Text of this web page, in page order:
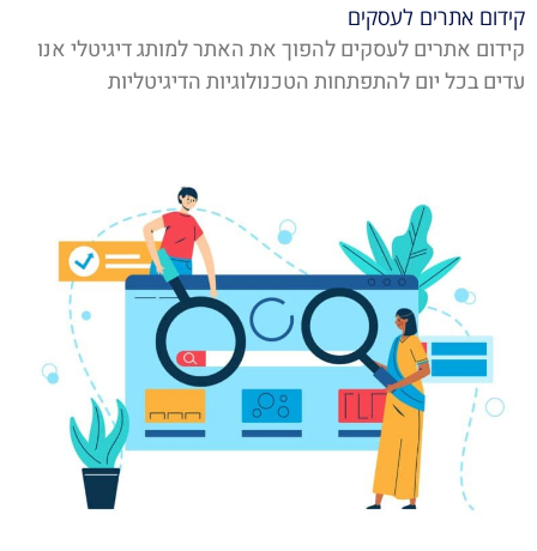
קידום אתרים לעסקים
קידום אתרים לעסקים להפוך את האתר למותג דיגיטלי אנו
עדים בכל יום להתפתחות הטכנולוגיות הדיגיטליות